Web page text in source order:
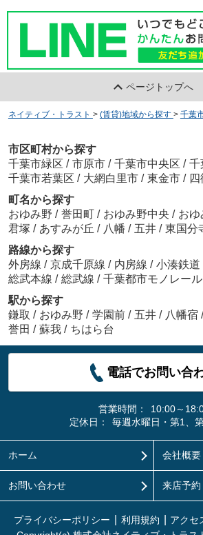
ページトップへ
ネイティブ・トラスト > (賃貸)地域から探す > 千葉
市区町村から探す
千葉市緑区 / 市原市 / 千葉市中央区 / 千
千葉市若葉区 / 大網白里市 / 東金市 /
町名から探す
おゆみ野 / 誉田町 / おゆみ野中央 / おゆ
君塚 / あすみが丘 / 八幡 / 五井 / 東国分
路線から探す
外房線 / 京成千原線 / 内房線 / 小湊鉄道
総武本線 / 総武線 / 千葉都市モノレール
駅から探す
鎌取 / おゆみ野 / 学園前 / 五井 / 八幡宿 /
誉田 / 蘇我 / ちはら台
電話でお問い合
営業時間：
10:00～
定休日：
毎週水曜日・第1、
ホーム 会社概要
お問い合わせ 来店予約
プライバシーポリシー 利用規約 アクセ